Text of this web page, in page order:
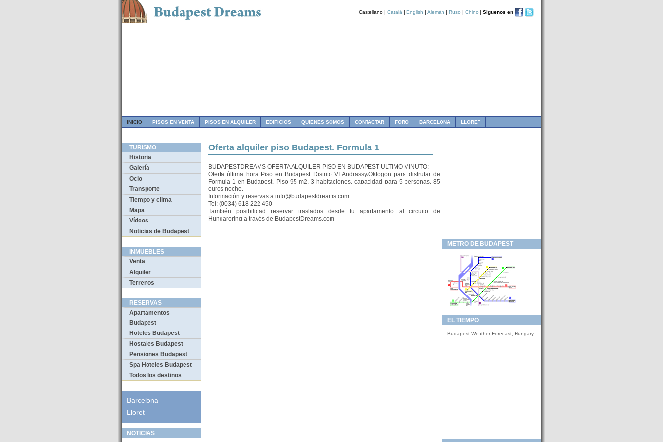
Castellano | Català | English | Alemán | Ruso | Chino | Siguenos en
INICIO PISOS EN VENTA PISOS EN ALQUILER EDIFICIOS QUIENES SOMOS CONTACTAR FORO BARCELONA LLORET
TURISMO
Historia
Galería
Ocio
Transporte
Tiempo y clima
Mapa
Vídeos
Noticias de Budapest
INMUEBLES
Venta
Alquiler
Terrenos
RESERVAS
Apartamentos
Budapest
Hoteles Budapest
Hostales Budapest
Pensiones Budapest
Spa Hoteles Budapest
Todos los destinos
Barcelona
Lloret
NOTICIAS
Oferta alquiler piso Budapest. Formula 1
BUDAPESTDREAMS OFERTA ALQUILER PISO EN BUDAPEST ULTIMO MINUTO:
Oferta última hora Piso en Budapest Distrito VI Andrassy/Oktogon para disfrutar de
Formula 1 en Budapest. Piso 95 m2, 3 habitaciones, capacidad para 5 personas, 85
euros noche.
Información y reservas a info@budapestdreams.com
Tel: (0034) 618 222 450
También posibilidad reservar traslados desde tu apartamento al circuito de
Hungaroring a través de BudapestDreams.com
METRO DE BUDAPEST
EL TIEMPO
Budapest Weather Forecast, Hungary